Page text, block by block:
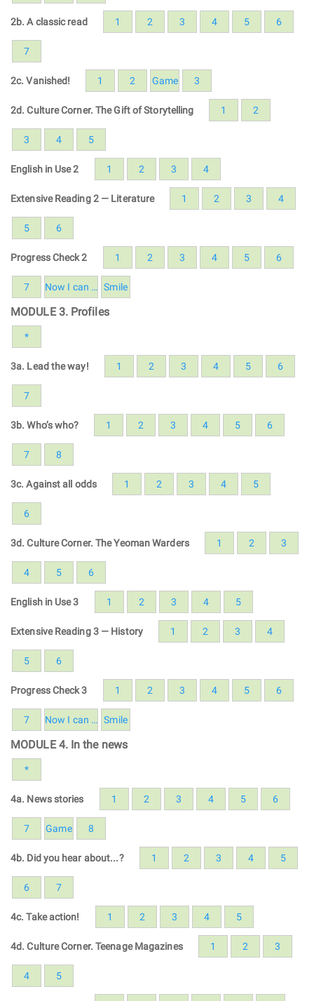
2b. A classic read 1 2 3 4 5 6
7
2c. Vanished! 1 2 Game 3
2d. Culture Corner. The Gift of Storytelling 1 2
3 4 5
English in Use 2 1 2 3 4
Extensive Reading 2 — Literature 1 2 3 4
5 6
Progress Check 2 1 2 3 4 5 6
7 Now I can … Smile
MODULE 3. Profiles
*
3a. Lead the way! 1 2 3 4 5 6
7
3b. Who’s who? 1 2 3 4 5 6
7 8
3c. Against all odds 1 2 3 4 5
6
3d. Culture Corner. The Yeoman Warders 1 2 3
4 5 6
English in Use 3 1 2 3 4 5
Extensive Reading 3 — History 1 2 3 4
5 6
Progress Check 3 1 2 3 4 5 6
7 Now I can … Smile
MODULE 4. In the news
*
4a. News stories 1 2 3 4 5 6
7 Game 8
4b. Did you hear about...? 1 2 3 4 5
6 7
4c. Take action! 1 2 3 4 5
4d. Culture Corner. Teenage Magazines 1 2 3
4 5